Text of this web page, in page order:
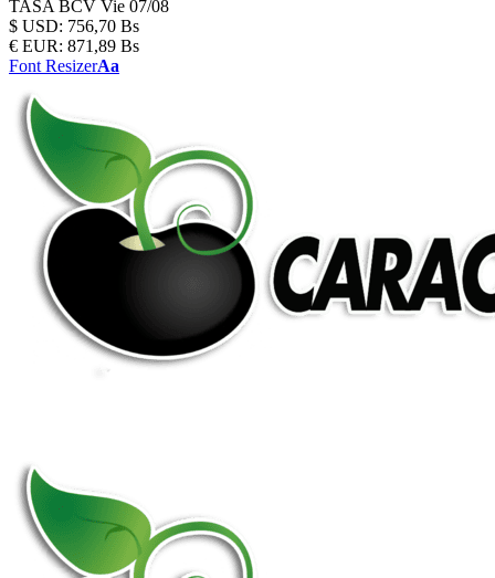
TASA BCV Vie 07/08
$ USD: 756,70 Bs
€ EUR: 871,89 Bs
Font ResizerAa